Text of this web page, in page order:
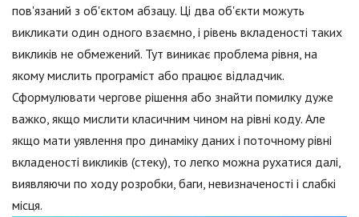
пов'язаний з об'єктом абзацу. Ці два об'єкти можуть
викликати один одного взаємно, і рівень вкладеності таких
викликів не обмежений. Тут виникає проблема рівня, на
якому мислить програміст або працює відладчик.
Сформулювати чергове рішення або знайти помилку дуже
важко, якщо мислити класичним чином на рівні коду. Але
якщо мати уявлення про динаміку даних і поточному рівні
вкладеності викликів (стеку), то легко можна рухатися далі,
виявляючи по ходу розробки, баги, невизначеності і слабкі
місця.